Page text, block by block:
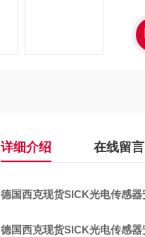
详细介绍 在线留言
德国西克现货SICK光电传感
德国西克现货SICK光电传感